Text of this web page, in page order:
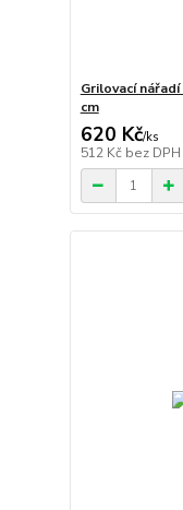
Grilovací
cm
620 Kč/ks
512 Kč bez DPH